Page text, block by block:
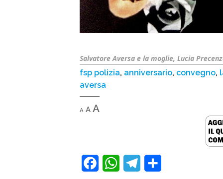
Salvatore Aversa e la moglie, Lucia
fsp polizia, anniversario, convegno,
aversa
A
Decrease
font
A Reset
font
A
W